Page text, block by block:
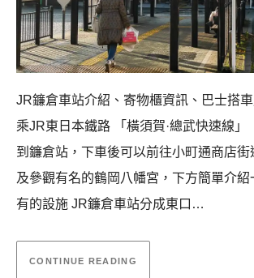
JR鐮倉車站介紹、寄物櫃資訊、巴士搭
乘JR東日本鐵路 「橫須賀·總武快速線」
到鐮倉站，下車後可以前往小町通商店街
及參觀有名的鶴岡八幡宮，下方簡單介
有的設施 JR鐮倉車站分成東口…
CONTINUE READING